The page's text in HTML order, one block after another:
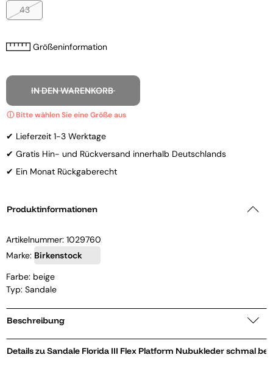
43
Größeninformation
IN DEN WARENKORB
✔ Lieferzeit 1-3 Werktage
✔ Gratis Hin- und Rückversand innerhalb Deutschlands
✔ Ein Monat Rückgaberecht
Produktinformationen
Artikelnummer: 1029760
Marke: Birkenstock
Farbe: beige
Typ: Sandale
Beschreibung
Details zu Sandale Florida III Flex Platform Nubukleder schmal